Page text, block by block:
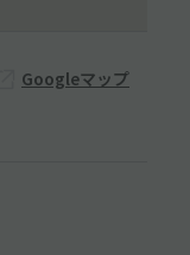
Googleマップ